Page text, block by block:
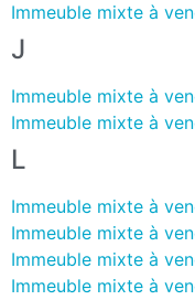
Immeuble mixte à
J
Immeuble mixte à
Immeuble mixte à
L
Immeuble mixte à
Immeuble mixte à
Immeuble mixte à
Immeuble mixte à